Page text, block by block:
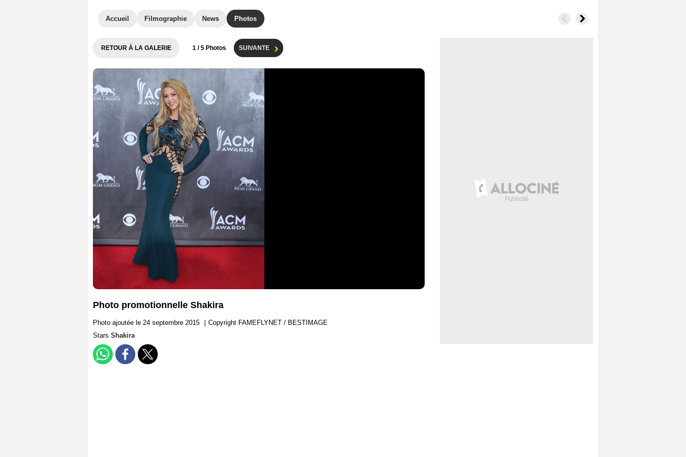
Accueil Filmographie News Photos
RETOUR À LA GALERIE 1 / 5 Photos SUIVANTE
Photo promotionnelle Shakira
Photo ajoutée le 24 septembre 2015
Copyright FAMEFLYNET / BESTIMAGE
Stars Shakira